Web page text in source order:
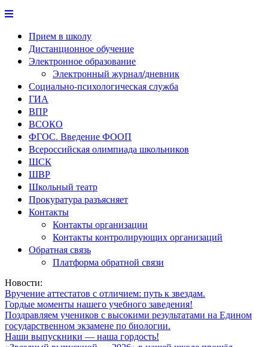
Прием в школу
Дистанционное обучение
Электронное образование
Электронный журнал/дневник
Социально-психологическая служба
ГИА
ВПР
ВСОКО
ФГОС. Введение ФООП
Всероссийская олимпиада школьников
ШСК
ШВР
Школьный театр
Прокуратура разъясняет
Контакты
Контакты организации
Контакты контролирующих организаций
Обратная связь
Платформа обратной связи
Новости:
Вручение аттестатов с отличием: путь к звездам.
Гордые моменты нашего учебного заведения!
Поздравляем учеников с высокими результатами на Едином
государственном экзамене по биологии.
Наши выпускники — наша гордость!